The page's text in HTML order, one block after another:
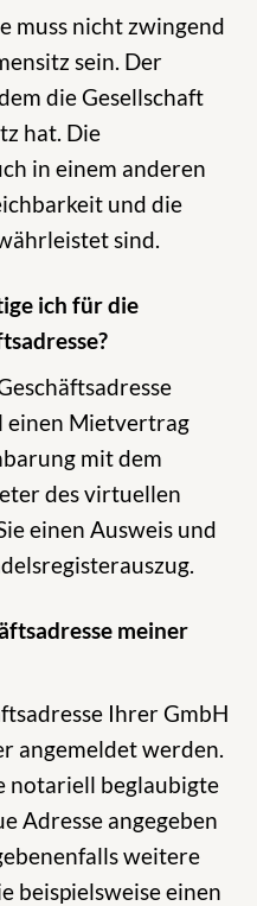
muss nicht zwingend
sein. Der
die Gesellschaft
hat. Die
in einem anderen
und die
sind.
ich für die
einen Mietvertrag
mit dem
des virtuellen
einen Ausweis und
meiner
Ihrer GmbH
angemeldet werden.
notariell beglaubigte
Adresse angegeben
weitere
beispielsweise einen